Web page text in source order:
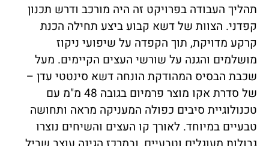
תהליך העבודה בפרויקט זה היה מורכב ודרש תכנון
קפדני. הצוות של דשא קבוע ביצע תחילה הכנת
קרקע מדויקת, תוך הקפדה על שיפועי ניקוז
מושלמים והגנה על שורשי העצים הקיימים. מעל
שכבת הבסיס המהודקת הונחה דשא סינטטי עדן –
של סדרת אקו מוצר פרמיום בגובה 48 מ"מ עם
טכנולוגיית סיבים כפולה המעניקה מראה ותחושה
טבעיים במיוחד. לאורך קו העצים והשיחים נוצרו